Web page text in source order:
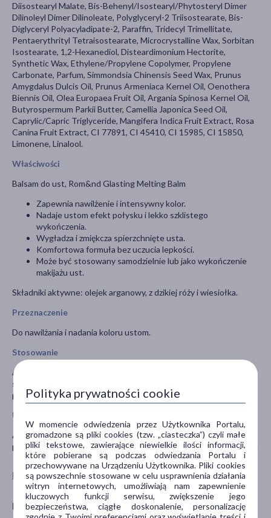
Pokaż wszystkie produkty ROM&ND
Dystrybutor
Diisostearyl Malate, Bis-Behenyl/Isostearyl/Phytosteryl Dimer
Dilinoleyl Dimer Dilinoleate, Polyglyceryl-2 Triisostearate, Bis-
Diglyceryl Polyacyladipate-2, Paraffin, Tridecyl Trimellitate,
Pentaerythrityl Tetraisostearate, Microcrystalline Wax, Sorbitan
Isostearate, 1,2-Hexanediol, Disteardimonium Hectorite,
Synthetic Wax, Ethylene/Propylene Copolymer, Propylene
Carbonate, Parfum, Simmondsia Chinensis Seed Wax, Prunus
Amygdalus Dulcis Oil, Prunus Armeniaca Kernel Oil, Oenothera
Biennis Oil, Olea Europaea Fruit Oil, Argania Spinosa Kernel Oil,
Butyrospermum Parkii Butter, Camellia Japonica Seed Oil,
Caprylic/Capric Triglyceride, Mangifera Indica Fruit Extract, Rosa
Canina Fruit Extract, CI 77891, CI 45410, CI 15985, CI 15850,
Limonene, Linalool.
Właściwości
Balsam do ust, Rom&nd Glasting Melting Balm
Zapewnia nawilżenie i intensywny kolor.
Nadaje ustom efekt połysku i lekko szklistego
wykończenia.
Wygładza i zmiękcza spierzchnięte usta.
Komfortowa formuła bez uczucia lepkości.
Może być stosowany samodzielnie lub jako wykończenie
makijażu ust.
Składniki aktywne: olejek arganowy, z dzikiej róży i wiesiołka.
Przeznaczenie
Do nawilżania i nadania koloru ustom.
Stosowanie
Aplikuj balsam bezpośrednio na usta w razie potrzeby. Możesz
stosować samodzielnie lub jako warstwę nawierzchnią na inne
produkty do ust.
Uwagi
Aby zachować intensywność koloru i jakość formuły, przechowuj
produkt w chłodnym i ciemnym miejscu. Do użytku zewnętrznego.
Polityka prywatności cookie
W momencie odwiedzenia przez Użytkownika Portalu,
gromadzone są pliki cookies (tzw. „ciasteczka”) czyli małe
pliki tekstowe, zawierające niewielkie ilości informacji,
które pobierane są podczas odwiedzania Portalu i
przechowywane na Urządzeniu Użytkownika. Pliki cookies
są powszechnie stosowane w celu usprawnienia działania
witryn internetowych, umożliwiają nam zapewnienie
kluczowych funkcji serwisu, zwiększenie jego
bezpieczeństwa, ciągłe doskonalenie, personalizację